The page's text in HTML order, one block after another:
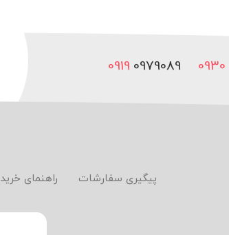
0919 0979089 0930
پیگیری سفارشات راهنمای خرید